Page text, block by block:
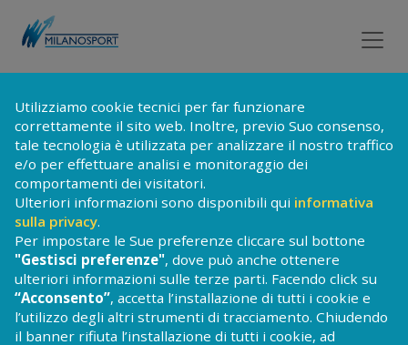
TORNA ALLA LISTA DEI CORSI
CORSI DIFITNESS
Obiettivi del fitness sono raggiungere un
peso corporeo ideale, sviluppare forza e
resistenza, stimolare l'equilibrio e la
coordinazione nei movimenti, avere una
buona mobilità articolare e allenare il
sistema cardiorespiratorio.
Utilizziamo cookie tecnici per far funzionare
correttamente il sito web. Inoltre, previo Suo consenso,
tale tecnologia è utilizzata per analizzare il nostro traffico
e/o per effettuare analisi e monitoraggio dei
comportamenti dei visitatori.
Ulteriori informazioni sono disponibili qui informativa
sulla privacy.
Per impostare le Sue preferenze cliccare sul bottone
"Gestisci preferenze", dove può anche ottenere
ulteriori informazioni sulle terze parti. Facendo click su
“Acconsento”, accetta l’installazione di tutti i cookie e
l’utilizzo degli altri strumenti di tracciamento. Chiudendo
il banner rifiuta l’installazione di tutti i cookie, ad